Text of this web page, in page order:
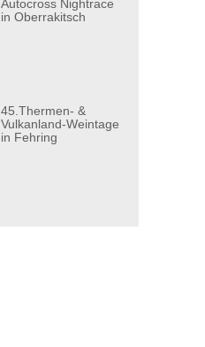
Autocross Nightrace
in Oberrakitsch
45.Thermen- &
Vulkanland-Weintage
in Fehring